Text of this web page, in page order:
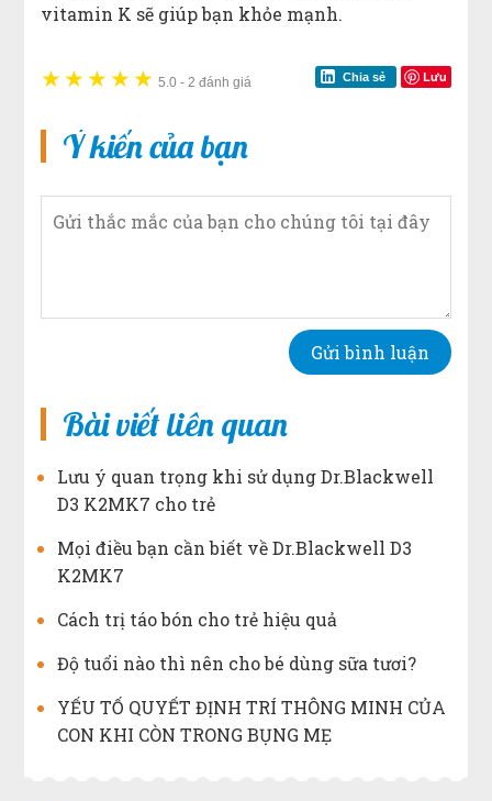
vitamin K sẽ giúp bạn khỏe mạnh.
★★★★★ 5.0- 2 đánh giá Chia sẻ Lưu
Ý kiến của bạn
Bài viết liên quan
Lưu ý quan trọng khi sử dụng Dr.Blackwell
D3 K2MK7 cho trẻ
Mọi điều bạn cần biết về Dr.Blackwell D3
K2MK7
Cách trị táo bón cho trẻ hiệu quả
Độ tuổi nào thì nên cho bé dùng sữa tươi?
YẾU TỐ QUYẾT ĐỊNH TRÍ THÔNG MINH CỦA
CON KHI CÒN TRONG BỤNG MẸ